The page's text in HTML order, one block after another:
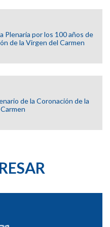
Plenaria por los 100 años de
de la Virgen del Carmen
de la Coronación de la